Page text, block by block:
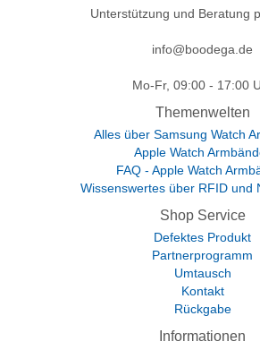
Unterstützung und Beratung
info@boodega.de
Mo-Fr, 09:00 - 17:00
Themenwelten
Alles über Samsung Watch
Apple Watch
FAQ - Apple Watch
Wissenswertes über RFID und
Shop Service
Defektes Produkt
Partnerprogramm
Umtausch
Kontakt
Rückgabe
Informationen